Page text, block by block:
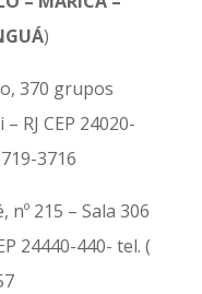
)
370 grupos
RJ CEP 24020-
3716
nº 215 – Sala 306
24440-440- tel. (